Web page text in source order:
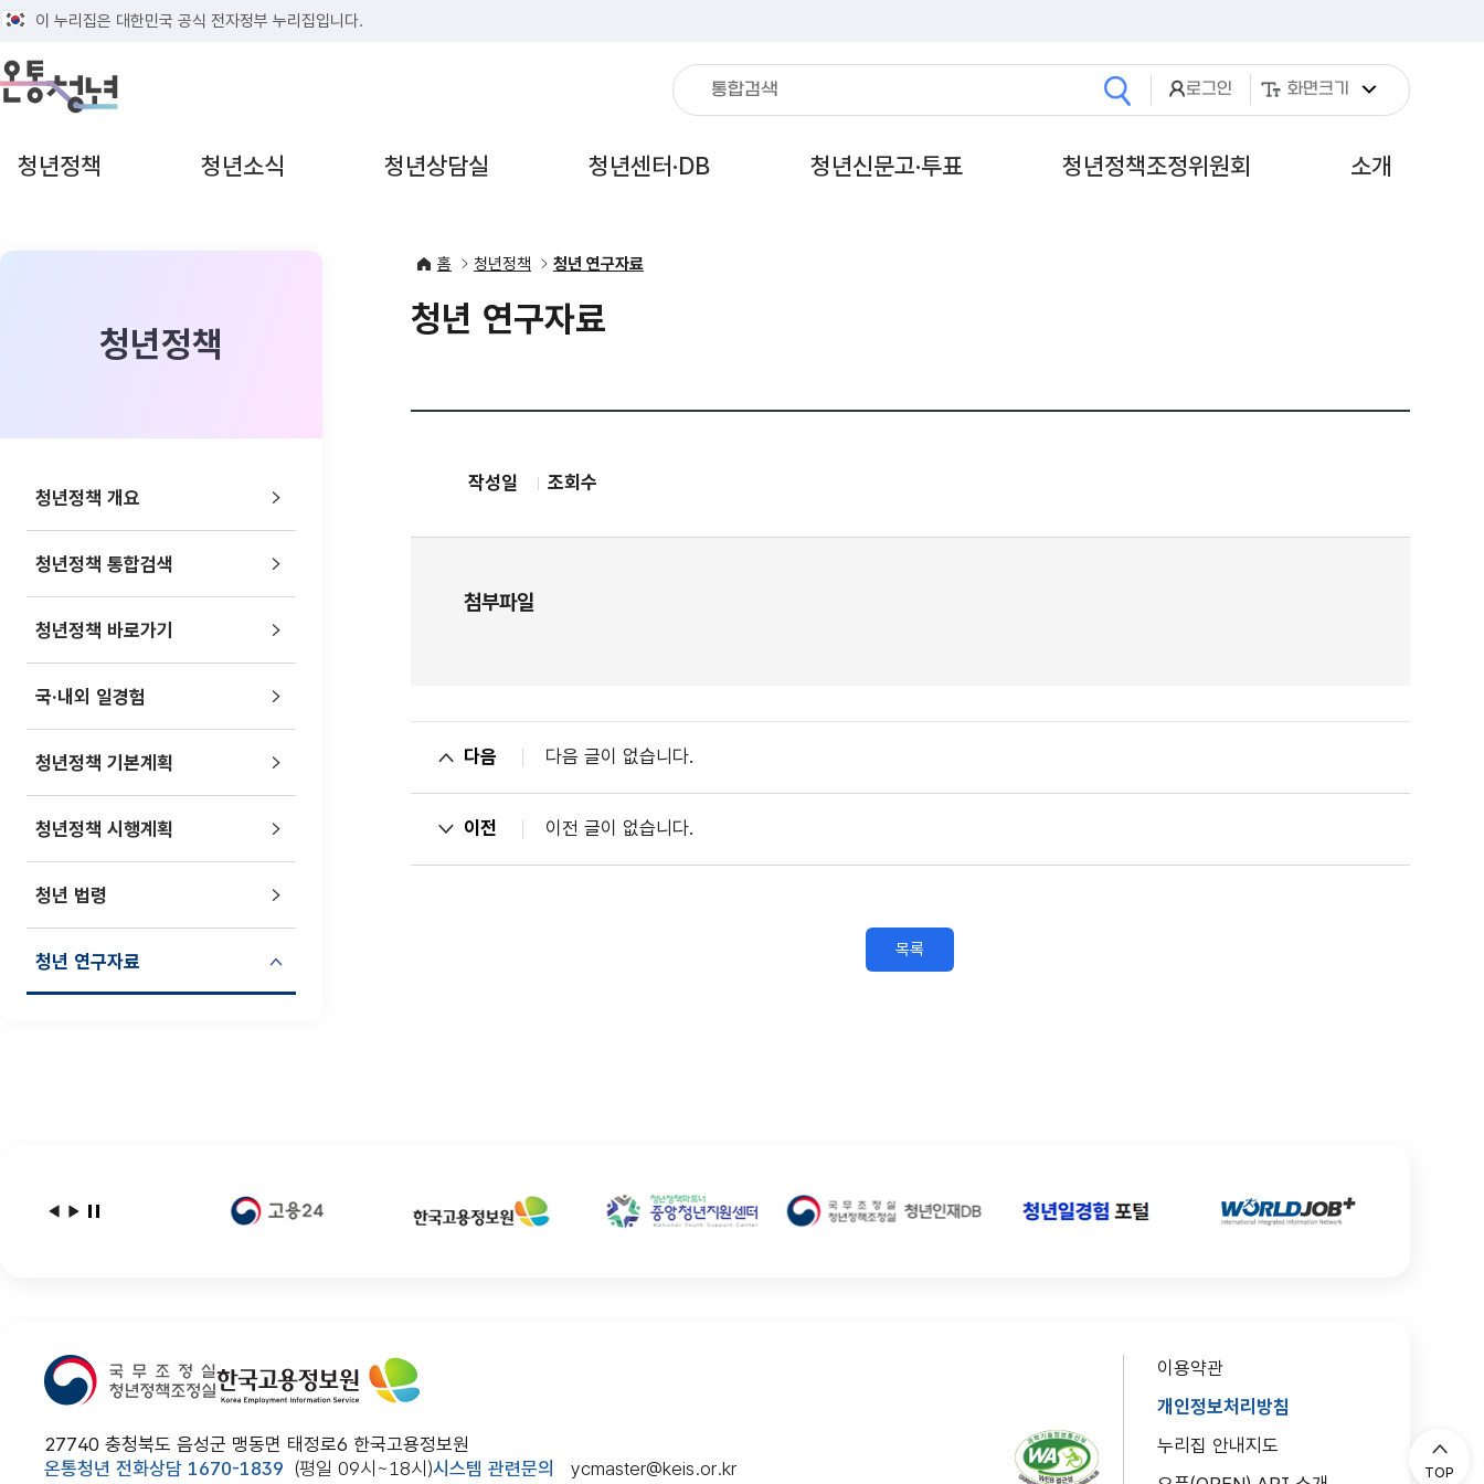
태극기
이 누리집은 대한민국 공식 전자정부 누리집입니다.
통합검색
검색어를
입력해주세요
검색 로그인 화면크기
청년정책 청년소식 청년상담실 청년센터·DB열기 청년신문고·투표열기 청년정책조정위원회 소개
청년정책
청년정책 개요
청년정책 통합검색
청년정책 바로가기
국·내외 일경험
청년정책 기본계획
청년정책 시행계획
청년 법령
청년 연구자료
청년 연구자료
홈 청년정책 청년 연구자료
작성일 조회수
첨부파일
다음 다음 글이 없습니다.
이전 이전 글이 없습니다.
목록
이전
다음
27740 충청북도 음성군 맹동면 태정로6 한국고용정보원
온통청년 전화상담 1670-1839 (평일 09시~18시)시스템 관련문의 ycmaster@keis.or.kr
이용약관
개인정보처리방침
누리집 안내지도
TOP